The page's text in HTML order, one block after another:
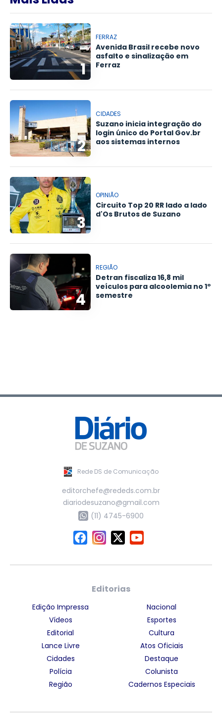
1
FERRAZ
Avenida Brasil recebe novo
asfalto e sinalização em
Ferraz
2
CIDADES
Suzano inicia integração do
login único do Portal Gov.br
aos sistemas internos
3
OPINIÃO
Circuito Top 20 RR lado a lado
d'Os Brutos de Suzano
4
REGIÃO
Detran fiscaliza 16,8 mil
veículos para alcoolemia no 1º
semestre
Rede DS de Comunicação
editorchefe@rededs.com.br
diariodesuzano@gmail.com
(11) 4745-6900
Editorias
Edição Impressa
Vídeos
Editorial
Lance Livre
Cidades
Polícia
Região
Nacional
Esportes
Cultura
Atos Oficiais
Destaque
Colunista
Cadernos Especiais